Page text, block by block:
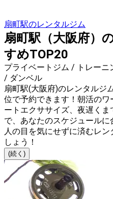
扇町駅のレンタルジム
扇町駅（大阪府）
すめTOP20
プライベートジム / トレー
/ ダンベル
扇町駅(大阪府)のレンタルジ
位で予約できます！朝活の
ートエクササイズ、夜遅く
で、あなたのスケジュール
人の目を気にせずに済むレ
しょう！
(続く)